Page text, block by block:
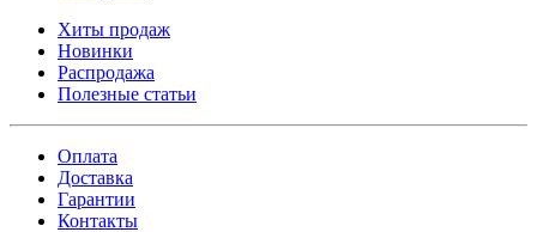
Хиты продаж
Новинки
Распродажа
Полезные статьи
Оплата
Доставка
Гарантии
Контакты